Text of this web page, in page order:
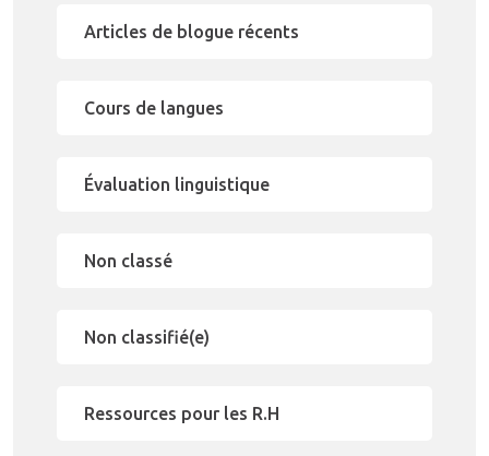
Articles de blogue récents
Cours de langues
Évaluation linguistique
Non classé
Non classifié(e)
Ressources pour les R.H